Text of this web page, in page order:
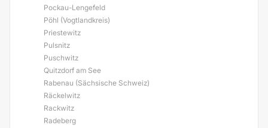
Pockau-Lengefeld
Pöhl (Vogtlandkreis)
Priestewitz
Pulsnitz
Puschwitz
Quitzdorf am See
Rabenau (Sächsische Schweiz)
Räckelwitz
Rackwitz
Radeberg